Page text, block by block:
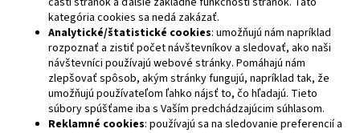
kategória cookies sa nedá zakázať.
Analytické/štatistické cookies: umožňujú nám napríklad
rozpoznať a zistiť počet návštevníkov a sledovať, ako naši
návštevníci používajú webové stránky. Pomáhajú nám
zlepšovať spôsob, akým stránky fungujú, napríklad tak, že
umožňujú používateľom ľahko nájsť to, čo hľadajú. Tieto
súbory spúšťame iba s Vaším predchádzajúcim súhlasom.
Reklamné cookies: používajú sa na sledovanie preferencií a